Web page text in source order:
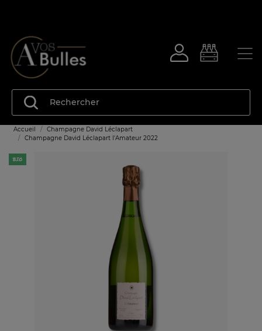
Accueil
Champagne David Léclapart
Champagne David Léclapart l'Amateur 2022